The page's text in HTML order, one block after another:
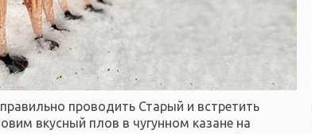
проводить Старый и встретить
вкусный плов в чугунном казане на